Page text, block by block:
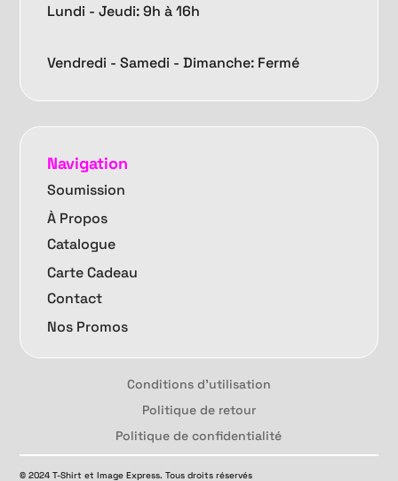
Lundi - Jeudi: 9h à 16h
Vendredi -Samedi - Dimanche: Fermé
Navigation
Soumission
À Propos
Catalogue
Carte Cadeau
Contact
Nos Promos
Conditions d'utilisation
Politique de retour
Politique de confidentialité
© 2024 T-Shirt et Image Express. Tous droits réservés